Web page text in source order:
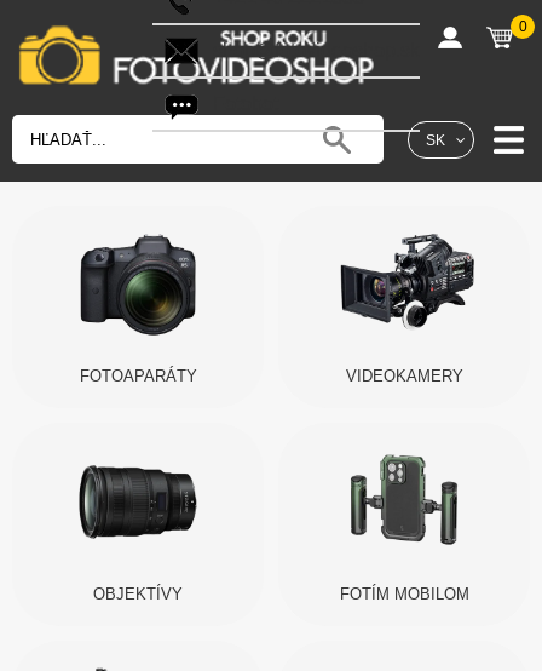
SK
shop@fotovideoshop.sk
0
FOTOAPARÁTY VIDEOKAMERY
OBJEKTÍVY FOTÍM MOBILOM